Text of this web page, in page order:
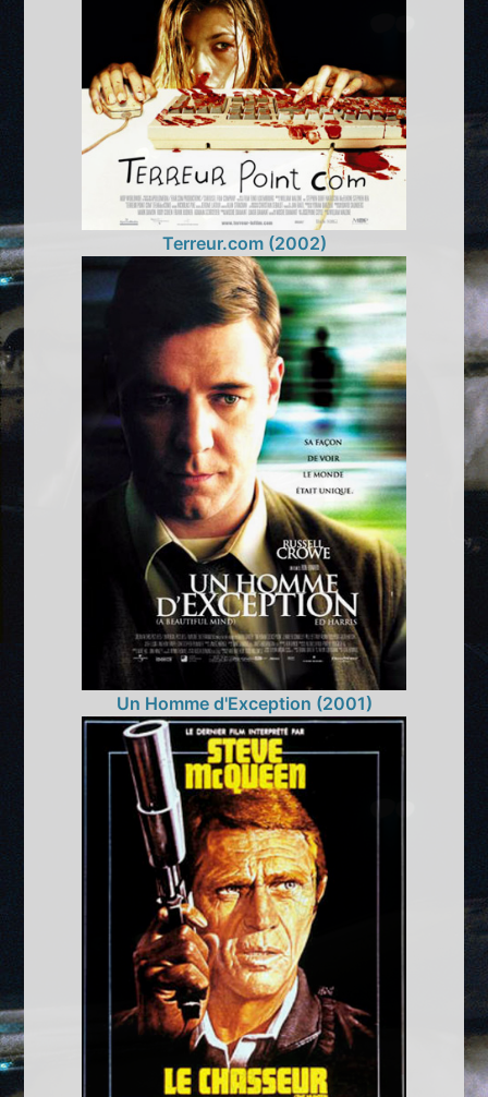
Terreur.com (2002)
Un Homme d'Exception (2001)